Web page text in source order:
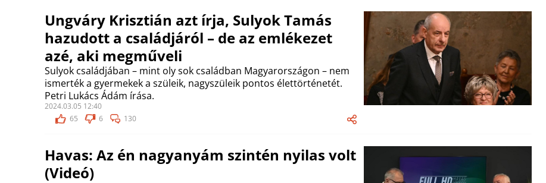
Ungváry Krisztián azt írja, Sulyok Tamás
hazudott a családjáról – de az emlékezet
azé, aki megműveli
Sulyok családjában – mint oly sok családban Magyarországon – nem
ismerték a gyermekek a szüleik, nagyszüleik pontos élettörténetét.
Petri Lukács Ádám írása.
2024.03.05 12:40
65
6 130
Havas: Az én nagyanyám szintén nyilas volt
(Videó)